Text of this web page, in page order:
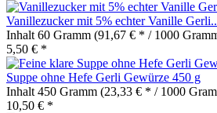
Vanillezucker mit 5% echter Vanille
Inhalt 60 Gramm (91,67 € * / 1000
5,50 € *
Suppe ohne Hefe Gerli Gewürze 450 g
Inhalt 450 Gramm (23,33 € * / 1000
10,50 € *